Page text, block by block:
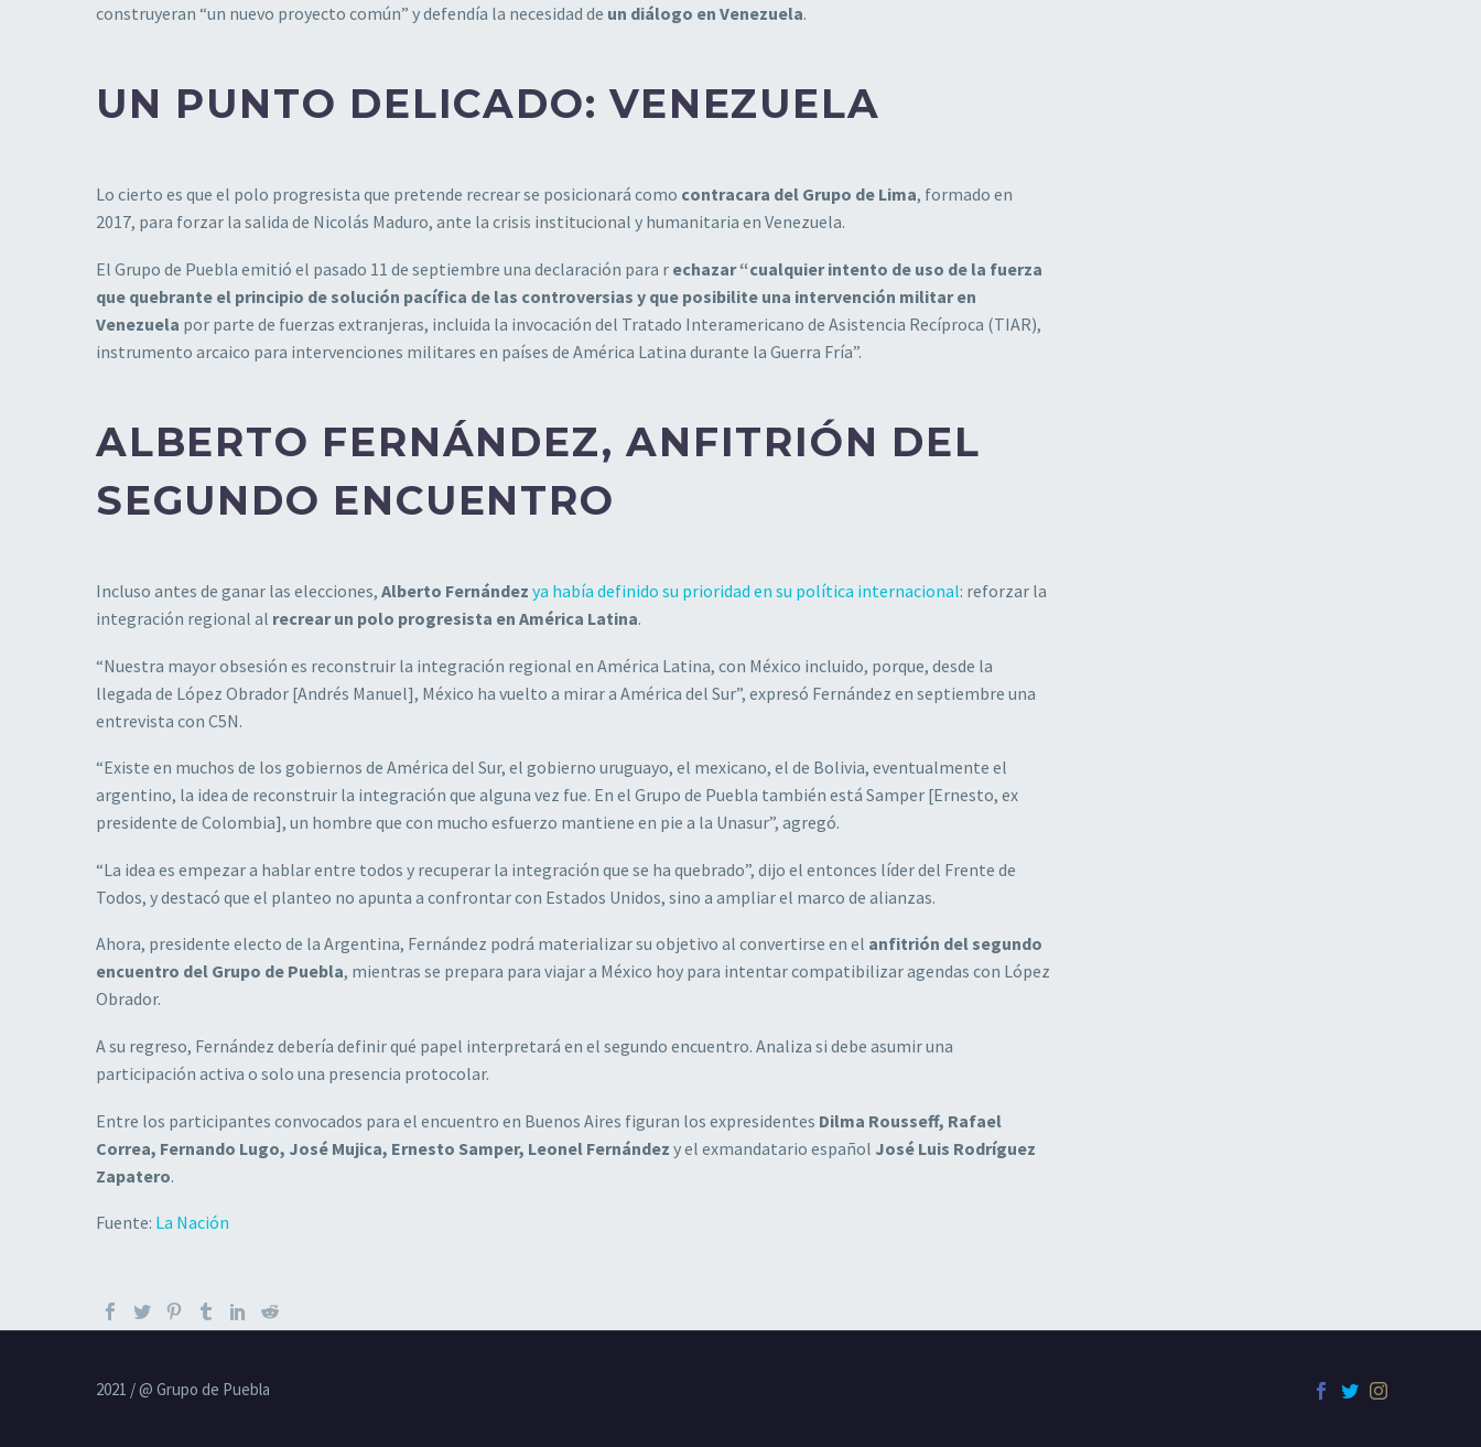
construyeran “un nuevo proyecto común” y defendía la necesidad de un diálogo en Venezuela.
UN PUNTO DELICADO: VENEZUELA
Lo cierto es que el polo progresista que pretende recrear se posicionará como contracara del Grupo de Lima, formado en
2017, para forzar la salida de Nicolás Maduro, ante la crisis institucional y humanitaria en Venezuela.
El Grupo de Puebla emitió el pasado 11 de septiembre una declaración para r echazar “cualquier intento de uso de la fuerza
que quebrante el principio de solución pacífica de las controversias y que posibilite una intervención militar en
Venezuela por parte de fuerzas extranjeras, incluida la invocación del Tratado Interamericano de Asistencia Recíproca (TIAR),
instrumento arcaico para intervenciones militares en países de América Latina durante la Guerra Fría”.
ALBERTO FERNÁNDEZ, ANFITRIÓN DEL
SEGUNDO ENCUENTRO
Incluso antes de ganar las elecciones, Alberto Fernández ya había definido su prioridad en su política internacional: reforzar la
integración regional al recrear un polo progresista en América Latina.
“Nuestra mayor obsesión es reconstruir la integración regional en América Latina, con México incluido, porque, desde la
llegada de López Obrador [Andrés Manuel], México ha vuelto a mirar a América del Sur”, expresó Fernández en septiembre una
entrevista con C5N.
“Existe en muchos de los gobiernos de América del Sur, el gobierno uruguayo, el mexicano, el de Bolivia, eventualmente el
argentino, la idea de reconstruir la integración que alguna vez fue. En el Grupo de Puebla también está Samper [Ernesto, ex
presidente de Colombia], un hombre que con mucho esfuerzo mantiene en pie a la Unasur”, agregó.
“La idea es empezar a hablar entre todos y recuperar la integración que se ha quebrado”, dijo el entonces líder del Frente de
Todos, y destacó que el planteo no apunta a confrontar con Estados Unidos, sino a ampliar el marco de alianzas.
Ahora, presidente electo de la Argentina, Fernández podrá materializar su objetivo al convertirse en el anfitrión del segundo
encuentro del Grupo de Puebla, mientras se prepara para viajar a México hoy para intentar compatibilizar agendas con López
Obrador.
A su regreso, Fernández debería definir qué papel interpretará en el segundo encuentro. Analiza si debe asumir una
participación activa o solo una presencia protocolar.
Entre los participantes convocados para el encuentro en Buenos Aires figuran los expresidentes Dilma Rousseff, Rafael
Correa, Fernando Lugo, José Mujica, Ernesto Samper, Leonel Fernández y el exmandatario español José Luis Rodríguez
Zapatero.
Fuente: La Nación
2021 / @ Grupo de Puebla